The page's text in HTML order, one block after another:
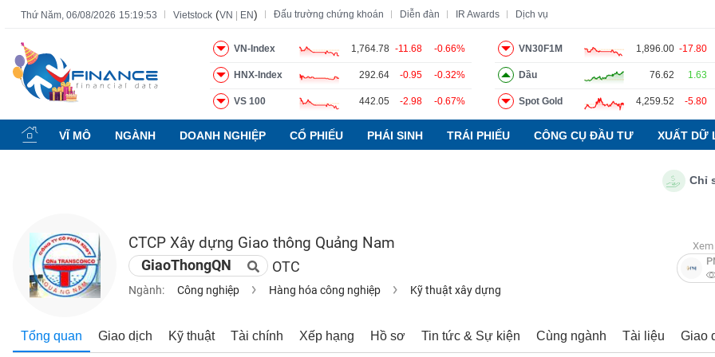
Thứ Năm, 06/08/2026 15:19:54 Vietstock (VN EN) Đấu trường chứng khoán Diễn đàn IR Awards Dịch vụ
VN-Index 1,764.78 -11.68 -0.66%
HNX-Index 292.64 -0.95 -0.32%
VS 100 442.05 -2.98 -0.67%
VN30F1M 1,896.00 -17.80
Dầu 76.62 1.63
Spot Gold 4,259.52 -5.80
VĨ MÔ NGÀNH DOANH NGHIỆP CỔ PHIẾU PHÁI SINH TRÁI PHIẾU CÔNG CỤ ĐẦU TƯ XUẤT DỮ
Chỉ số
CTCP Xây dựng Giao thông Quảng Nam
GiaoThongQN OTC
Ngành: Công nghiệp Hàng hóa công nghiệp Kỹ thuật xây dựng
Tổng quan Giao dịch Kỹ thuật Tài chính Xếp hạng Hồ sơ Tin tức & Sự kiện Cùng ngành Tài liệu Giao
Tất cả Tính năng Ngành Mã chứng khoán Lãnh đạo Báo cáo phân tích Thuật ngữ
Tính
năng
(-)
CHỨNG
KHOÁN
NGHIỆP